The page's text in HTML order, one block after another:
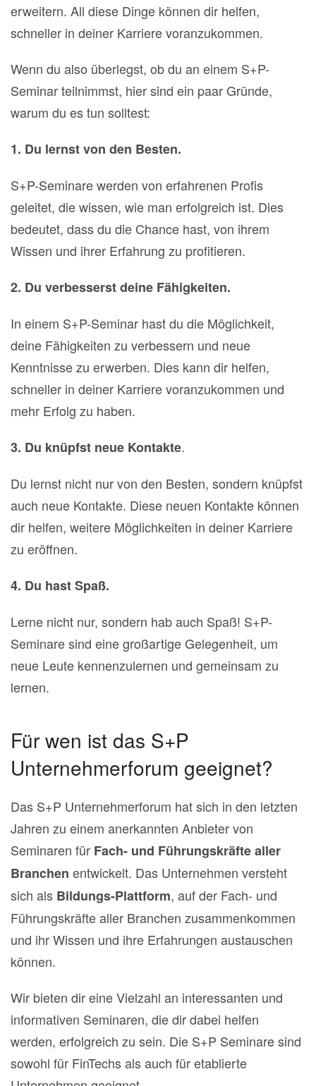
erweitern. All diese Dinge können dir helfen,
schneller in deiner Karriere voranzukommen.
Wenn du also überlegst, ob du an einem S+P-
Seminar teilnimmst, hier sind ein paar Gründe,
warum du es tun solltest:
1. Du lernst von den Besten.
S+P-Seminare werden von erfahrenen Profis
geleitet, die wissen, wie man erfolgreich ist. Dies
bedeutet, dass du die Chance hast, von ihrem
Wissen und ihrer Erfahrung zu profitieren.
2. Du verbesserst deine Fähigkeiten.
In einem S+P-Seminar hast du die Möglichkeit,
deine Fähigkeiten zu verbessern und neue
Kenntnisse zu erwerben. Dies kann dir helfen,
schneller in deiner Karriere voranzukommen und
mehr Erfolg zu haben.
3. Du knüpfst neue Kontakte.
Du lernst nicht nur von den Besten, sondern knüpfst
auch neue Kontakte. Diese neuen Kontakte können
dir helfen, weitere Möglichkeiten in deiner Karriere
zu eröffnen.
4. Du hast Spaß.
Lerne nicht nur, sondern hab auch Spaß! S+P-
Seminare sind eine großartige Gelegenheit, um
neue Leute kennenzulernen und gemeinsam zu
lernen.
Für wen ist das S+P
Unternehmerforum geeignet?
Das S+P Unternehmerforum hat sich in den letzten
Jahren zu einem anerkannten Anbieter von
Seminaren für Fach- und Führungskräfte aller
Branchen entwickelt. Das Unternehmen versteht
sich als Bildungs-Plattform, auf der Fach- und
Führungskräfte aller Branchen zusammenkommen
und ihr Wissen und ihre Erfahrungen austauschen
können.
Wir bieten dir eine Vielzahl an interessanten und
informativen Seminaren, die dir dabei helfen
werden, erfolgreich zu sein. Die S+P Seminare sind
sowohl für FinTechs als auch für etablierte